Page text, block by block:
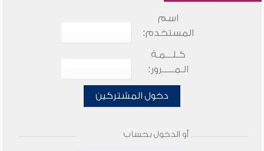
اسم
المستخدم:
كـلـــمـة
الـمـــــرور:
دخول المشتركين
أو الدخول بحساب